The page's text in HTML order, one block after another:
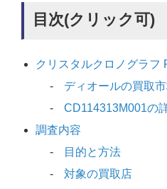
目次(クリック可)
クリスタルクロノグラフ
ディオールの買取
CD114313M001の
調査内容
目的と方法
対象の買取店